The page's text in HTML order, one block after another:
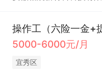
操作工（六险一金+
5000-6000元/月
宜秀区